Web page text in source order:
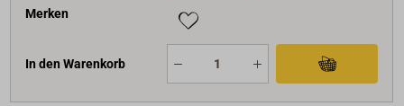
Merken
In den Warenkorb